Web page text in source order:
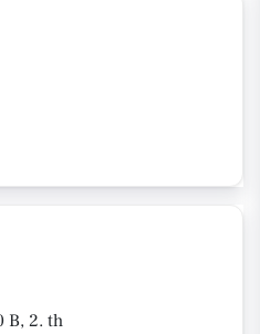
B, 2. th